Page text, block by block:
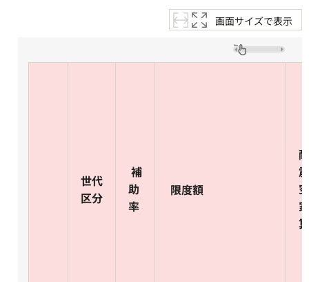
画面サイズで表示
世代
区分
補
助
率
限度額
耐